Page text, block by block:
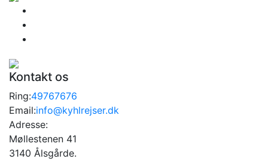
Kontakt os
Ring:49767676
Email:info@kyhlrejser.dk
Adresse:
Møllestenen 41
3140 Ålsgårde.